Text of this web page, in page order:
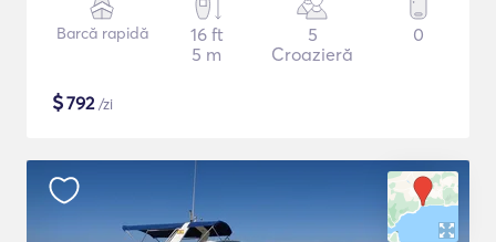
Barcă rapidă
16 ft
5 m
5
Croazieră
0
$792/zi